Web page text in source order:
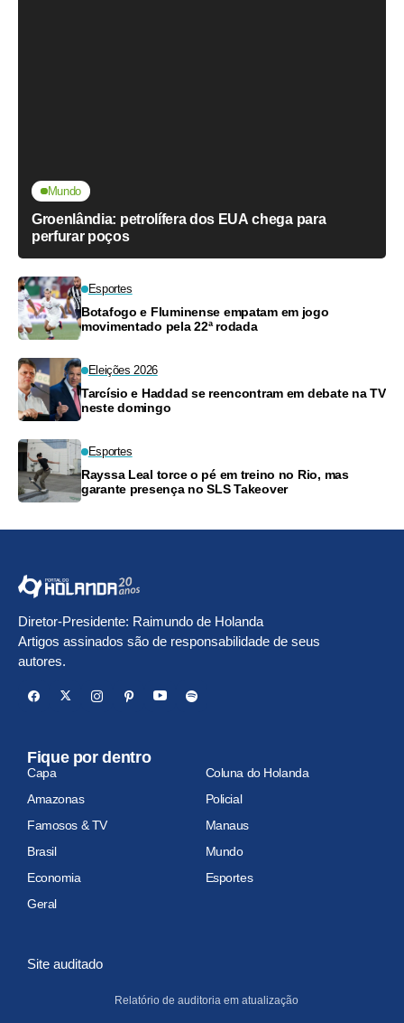
Mundo
Groenlândia: petrolífera dos EUA chega para
perfurar poços
Esportes
Botafogo e Fluminense empatam em jogo
movimentado pela 22ª rodada
Eleições 2026
Tarcísio e Haddad se reencontram em debate na TV
neste domingo
Esportes
Rayssa Leal torce o pé em treino no Rio, mas
garante presença no SLS Takeover
Diretor-Presidente: Raimundo de Holanda
Artigos assinados são de responsabilidade de seus
autores.
Fique por dentro
Capa
Coluna do Holanda
Amazonas
Policial
Famosos & TV
Manaus
Brasil
Mundo
Economia
Esportes
Geral
Site auditado
Relatório de auditoria em atualização